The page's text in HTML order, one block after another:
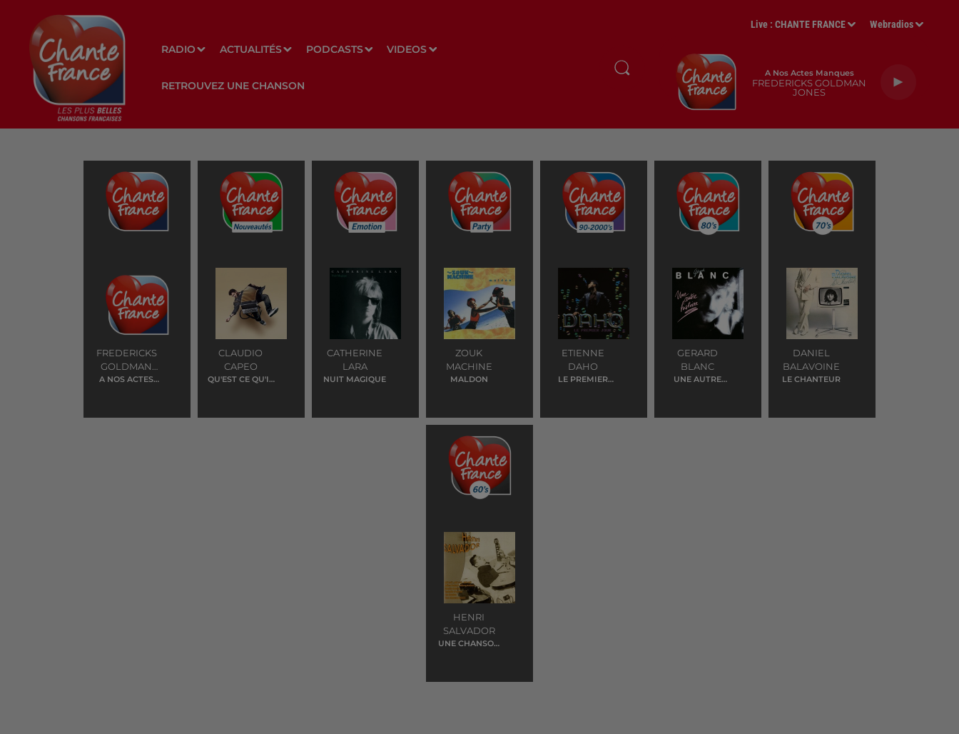
RADIO ACTUALITÉS PODCASTS VIDEOS
RETROUVEZ UNE CHANSON
Live :CHANTE FRANCE Webradios
A Nos Actes Manques
FREDERICKS GOLDMAN
JONES
FREDERICKS
GOLDMAN
JONES
A NOS ACTES
CLAUDIO
CAPEO
QU'EST CE QU'IL
CATHERINE
LARA
NUIT MAGIQUE
ZOUK
MACHINE
MALDON
ETIENNE
DAHO
LE PREMIER
GERARD
BLANC
UNE AUTRE
DANIEL
BALAVOINE
LE CHANTEUR
HENRI
SALVADOR
UNE CHANSON